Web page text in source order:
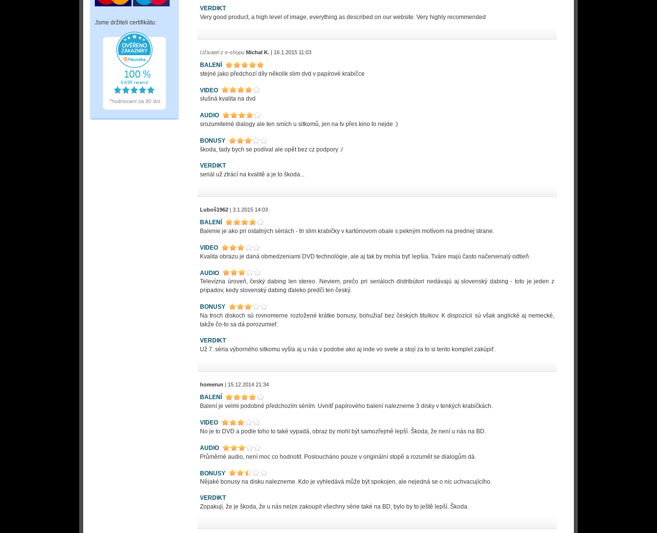
Jsme držiteli certifikátu:
VERDIKT
Very good product, a high level of image, everything as described on our website. Very highly recommended
Uživatel z e-shopu Michal K. | 16.1.2015 11:03
BALENÍ
stejné jako předchozí díly několik slim dvd v papírové krabičce
VIDEO
slušná kvalita na dvd
AUDIO
srozumitelné dialogy ale ten smích u sitkomů, jen na tv přes kino to nejde :)
BONUSY
škoda, tady bych se podíval ale opět bez cz podpory :/
VERDIKT
seriál už ztrácí na kvalitě a je to škoda...
Luboš1962 | 3.1.2015 14:03
BALENÍ
Balenie je ako pri ostatných sériách - tri slim krabičky v kartónovom obale s pekným motívom na prednej strane.
VIDEO
Kvalita obrazu je daná obmedzeniami DVD technológie, ale aj tak by mohla byť lepšia. Tváre majú často načervenalý odtieň.
AUDIO
Televízna úroveň, český dabing len stereo. Neviem, prečo pri seriáloch distribútori nedávajú aj slovenský dabing - toto je jeden z
prípadov, kedy slovenský dabing ďaleko predčí ten český.
BONUSY
Na troch diskoch sú rovnomerne rozložené krátke bonusy, bohužiaľ bez českých titulkov. K dispozícii sú však anglické aj nemecké,
takže čo-to sa dá porozumieť.
VERDIKT
Už 7. séria výborného sitkomu vyšla aj u nás v podobe ako aj inde vo svete a stojí za to si tento komplet zakúpiť.
homerun | 15.12.2014 21:34
BALENÍ
Balení je velmi podobné předchozím sériím. Uvnitř papírového balení nalezneme 3 disky v tenkých krabičkách.
VIDEO
No je to DVD a podle toho to také vypadá, obraz by mohl být samozřejmě lepší. Škoda, že není u nás na BD.
AUDIO
Průměrné audio, není moc co hodnotit. Posloucháno pouze v originální stopě a rozumět se dialogům dá.
BONUSY
Nějaké bonusy na disku nalezneme. Kdo je vyhledává může být spokojen, ale nejedná se o nic uchvacujícího.
VERDIKT
Zopakuji, že je škoda, že u nás nelze zakoupit všechny série také na BD, bylo by to ještě lepší. Škoda.